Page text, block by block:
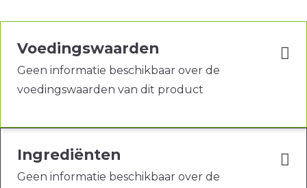
Voedingswaarden
Geen informatie beschikbaar over de
voedingswaarden van dit product
Ingrediënten
Geen informatie beschikbaar over de